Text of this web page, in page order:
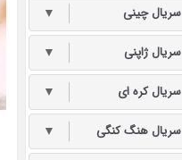
سریال چینی ▼
سریال ژاپنی ▼
سریال کره ای ▼
سریال هنگ کنگی ▼